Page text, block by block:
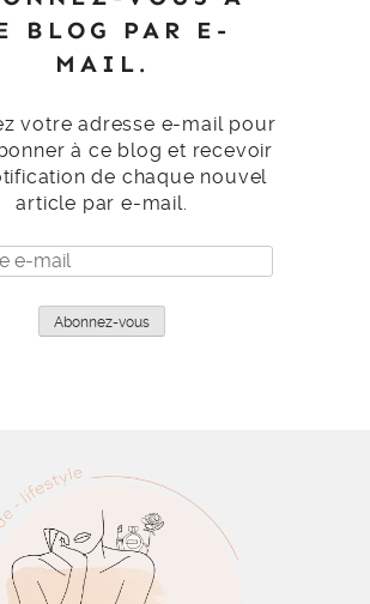
BLOG PAR E-
MAIL.
votre adresse e-mail pour
à ce blog et recevoir
de chaque nouvel
article par e-mail.
Abonnez-vous